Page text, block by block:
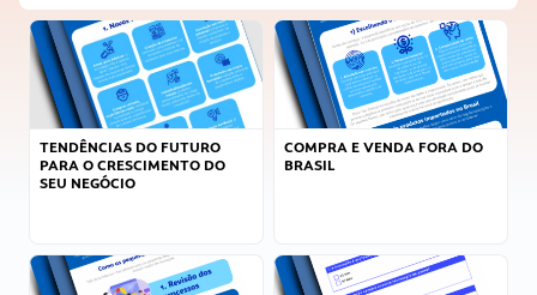
TENDÊNCIAS DO FUTURO
PARA O CRESCIMENTO DO
SEU NEGÓCIO
COMPRA E VENDA FORA DO
BRASIL